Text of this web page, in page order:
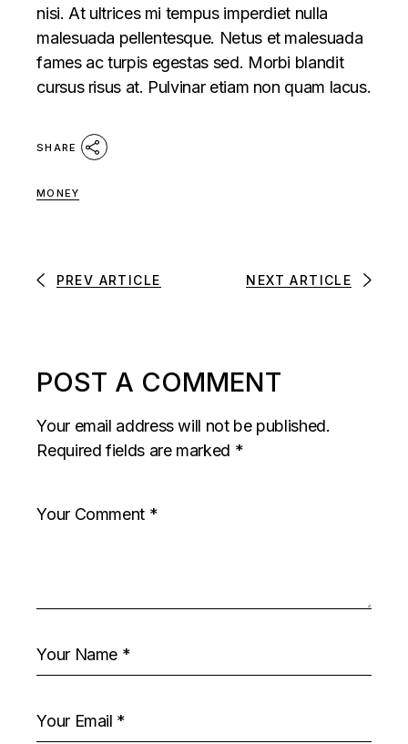
nisi. At ultrices mi tempus imperdiet nulla
malesuada pellentesque. Netus et malesuada
fames ac turpis egestas sed. Morbi blandit
cursus risus at. Pulvinar etiam non quam lacus.
SHARE
MONEY
PREV ARTICLE NEXT ARTICLE
POST A COMMENT
Your email address will not be published.
Required fields are marked *